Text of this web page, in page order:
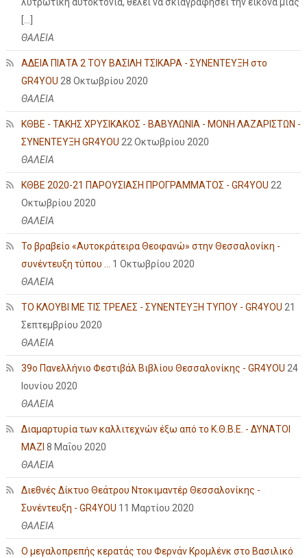
ΘΑΛΕΙΑ
ΑΔΕΙΑ ΠΙΑΤΑ 2 ΤΟΥ ΒΑΣΙΛΗ ΤΣΙΚΑΡΑ - ΣΥΝΕΝΤΕΥΞΗ στο
GR4YOU 28 Οκτωβρίου 2020
ΘΑΛΕΙΑ
ΚΘΒΕ - ΤΑΚΗΣ ΧΡΥΣΙΚΑΚΟΣ - ΒΑΒΥΛΩΝΙΑ - ΜΟΝΗ ΛΑΖΑΡΙΣΤΩΝ -
ΣΥΝΕΝΤΕΥΞΗ GR4YOU 22 Οκτωβρίου 2020
ΘΑΛΕΙΑ
ΚΘΒΕ 2020-21 ΠΑΡΟΥΣΙΑΣΗ ΠΡΟΓΡΑΜΜΑΤΟΣ - GR4YOU 22
Οκτωβρίου 2020
ΘΑΛΕΙΑ
Το βραβείο «Αυτοκράτειρα Θεοφανώ» στην Θεσσαλονίκη -
συνέντευξη τύπου ...
1 Οκτωβρίου 2020
ΘΑΛΕΙΑ
ΤΟ ΚΛΟΥΒΙ ΜΕ ΤΙΣ ΤΡΕΛΕΣ - ΣΥΝΕΝΤΕΥΞΗ ΤΥΠΟΥ - GR4YOU 21
Σεπτεμβρίου 2020
ΘΑΛΕΙΑ
39ο Πανελλήνιο Φεστιβάλ Βιβλίου Θεσσαλονίκης - GR4YOU 24
Ιουνίου 2020
ΘΑΛΕΙΑ
Διαμαρτυρία των καλλιτεχνών έξω από το Κ.Θ.Β.Ε. - ΔΥΝΑΤΟΙ
ΜΑΖΙ 8 Μαΐου 2020
ΘΑΛΕΙΑ
Διεθνές Δίκτυο Θεάτρου Ντοκιμαντέρ Θεσσαλονίκης -
Συνέντευξη - GR4YOU 11 Μαρτίου 2020
ΘΑΛΕΙΑ
Ο μεγαλοπρεπής κερατάς του Φερνάν Κρομλένκ στο Βασιλικό